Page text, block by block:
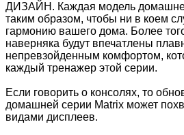
ДИЗАЙН. Каждая модель
таким образом, чтобы ни в коем
гармонию вашего дома. Более
наверняка будут впечатлены
непревзойденным комфортом,
каждый тренажер этой серии.
Если говорить о консолях, то
домашней серии Matrix может
видами дисплеев.